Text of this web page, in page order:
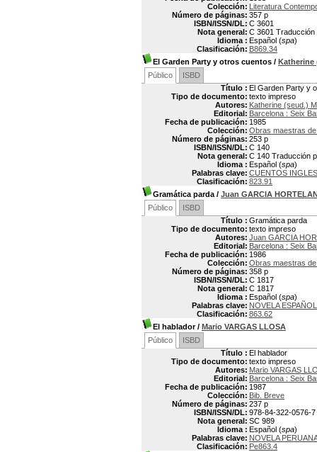
Colección: Literatura
Número de páginas: 357 p
ISBN/ISSN/DL: C 3601
Nota general: C 3601
Idioma : Español (spa)
Clasificación: B869.34
El Garden Party y otros cuentos / Katherine
Público
ISBD
Título : El Garden Party y
Tipo de documento: texto impreso
Autores: Katherine (seud.)
Editorial: Barcelona : Seix
Fecha de publicación: 1985
Colección: Obras maestras
Número de páginas: 253 p
ISBN/ISSN/DL: C 140
Nota general: C 140 Traducción
Idioma : Español (spa)
Palabras clave: CUENTOS
Clasificación: 823.91
Gramática parda / Juan GARCIA
Público
ISBD
Título : Gramática parda
Tipo de documento: texto impreso
Autores: Juan GARCIA
Editorial: Barcelona : Seix
Fecha de publicación: 1986
Colección: Obras maestras
Número de páginas: 358 p
ISBN/ISSN/DL: C 1817
Nota general: C 1817
Idioma : Español (spa)
Palabras clave: NOVELA
Clasificación: 863.62
El hablador/ Mario VARGAS LLOSA
Público
ISBD
Título : El hablador
Tipo de documento: texto impreso
Autores: Mario VARGAS
Editorial: Barcelona : Seix
Fecha de publicación: 1987
Colección: Bib. Breve
Número de páginas: 237 p
ISBN/ISSN/DL: 978-84-322-0576-7
Nota general: SC 989
Idioma : Español (spa)
Palabras clave: NOVELA
Clasificación: Pe863.4